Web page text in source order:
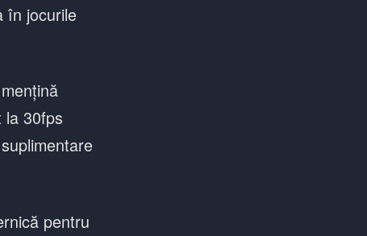
în jocurile
30fps
pentru